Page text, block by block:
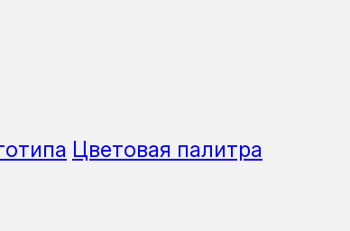
Цветовая палитра